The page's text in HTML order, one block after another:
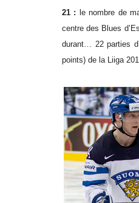
21 : le nombre de
centre des Blues
durant… 22 parties
points) de la Liiga